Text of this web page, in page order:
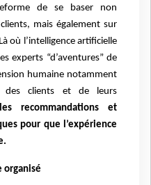
de se baser non
mais également sur
où l’intelligence artificielle
experts “d’aventures” de
humaine notamment
des clients et de leurs
recommandations et
pour que l’expérience
organisé